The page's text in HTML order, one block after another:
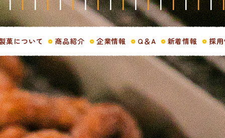
菓について 商品紹介 企業情報 Q＆A 新着情報 採